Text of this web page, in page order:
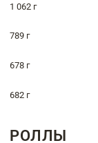
1 062 г
789 г
678 г
682 г
РОЛЛЫ